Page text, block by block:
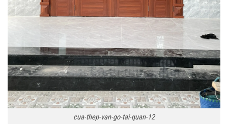
cua-thep-van-go-tai-quan-12